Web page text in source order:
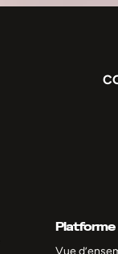
Platforme
Vue